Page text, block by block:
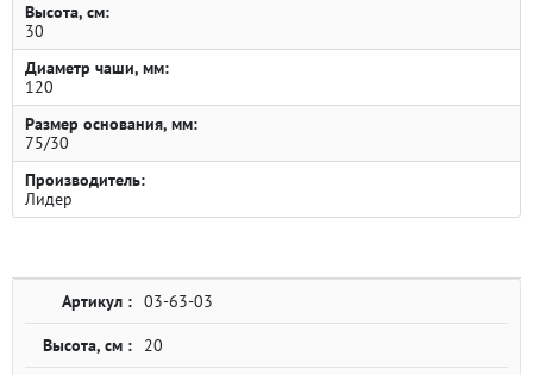
Высота, см:
30
Диаметр чаши, мм:
120
Размер основания, мм:
75/30
Производитель:
Лидер
Артикул : 03-63-03
Высота, см : 20